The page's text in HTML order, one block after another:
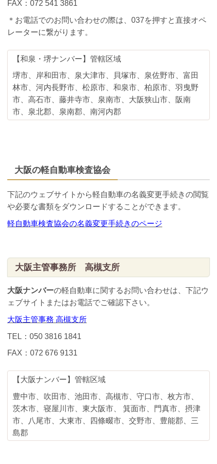
FAX：072 541 3861
＊お電話でのお問い合わせの際は、037を押すと直接オペ
レーターに繋がります。
【和泉・堺ナンバー】管轄区域
堺市、岸和田市、泉大津市、貝塚市、泉佐野市、富田
林市、河内長野市、松原市、和泉市、柏原市、羽曳野
市、高石市、藤井寺市、泉南市、大阪狭山市、阪南
市、泉北郡、泉南郡、南河内郡
大阪の軽自動車検査協会
下記のウェブサイトから軽自動車の名義変更手続きの閲覧
や必要な書類をダウンロードすることができます。
軽自動車検査協会の名義変更手続きのページ
大阪主管事務所 高槻支所
大阪ナンバーの軽自動車に関するお問い合わせは、下記ウ
ェブサイトまたはお電話でご確認下さい。
大阪主管事務 高槻支所
TEL：050 3816 1841
FAX：072 676 9131
【大阪ナンバー】管轄区域
豊中市、吹田市、池田市、高槻市、守口市、枚方市、
茨木市、寝屋川市、東大阪市、 箕面市、門真市、摂津
市、八尾市、大東市、四條畷市、交野市、豊能郡、三
島郡